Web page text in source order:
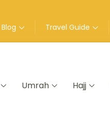
Blog Travel Guide
Umrah Hajj